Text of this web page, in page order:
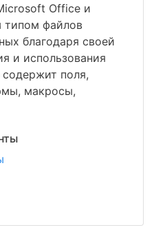
Office и
типом файлов
благодаря своей
и использования
поля,
макросы,